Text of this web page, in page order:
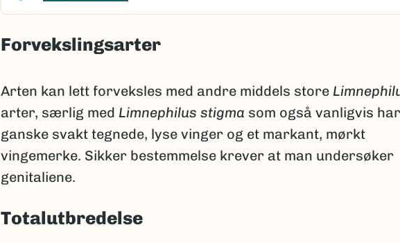
Forvekslingsarter
Arten kan lett forveksles med andre middels store
arter, særlig med Limnephilus stigma som også vanligvis har
ganske svakt tegnede, lyse vinger og et markant, mørkt
vingemerke. Sikker bestemmelse krever at man undersøker
genitaliene.
Totalutbredelse